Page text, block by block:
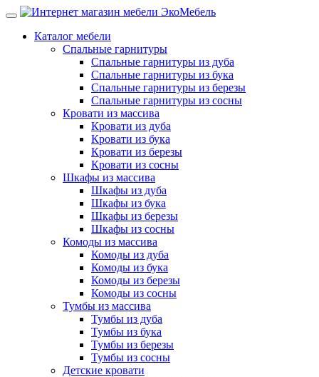
Каталог мебели
Спальные гарнитуры
Спальные гарнитуры из дуба
Спальные гарнитуры из бука
Спальные гарнитуры из березы
Спальные гарнитуры из сосны
Кровати из массива
Кровати из дуба
Кровати из бука
Кровати из березы
Кровати из сосны
Шкафы из массива
Шкафы из дуба
Шкафы из бука
Шкафы из березы
Шкафы из сосны
Комоды из массива
Комоды из дуба
Комоды из бука
Комоды из березы
Комоды из сосны
Тумбы из массива
Тумбы из дуба
Тумбы из бука
Тумбы из березы
Тумбы из сосны
Детские кровати